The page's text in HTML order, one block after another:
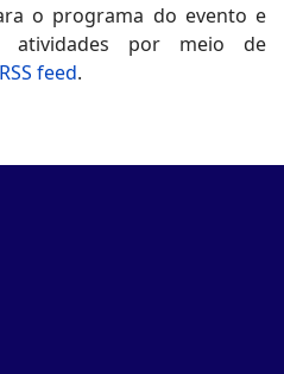
o programa do evento e
atividades por meio de
RSS feed.